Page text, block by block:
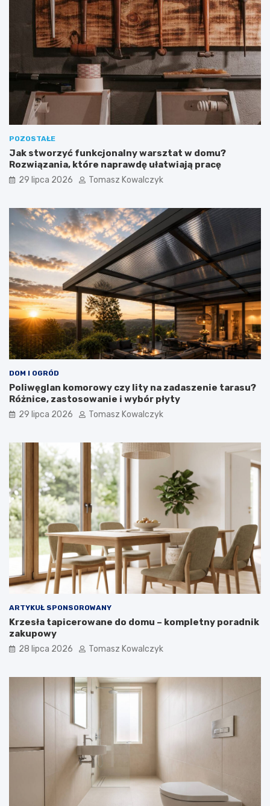
POZOSTAŁE
Jak stworzyć funkcjonalny warsztat w domu?
Rozwiązania, które naprawdę ułatwiają pracę
29 lipca 2026 Tomasz Kowalczyk
DOM I OGRÓD
Poliwęglan komorowy czy lity na zadaszenie tarasu?
Różnice, zastosowanie i wybór płyty
29 lipca 2026 Tomasz Kowalczyk
ARTYKUŁ SPONSOROWANY
Krzesła tapicerowane do domu – kompletny poradnik
zakupowy
28 lipca 2026 Tomasz Kowalczyk